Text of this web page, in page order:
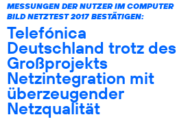
MESSUNGEN DER NUTZER IM COMPUTER
BILD NETZTEST 2017 BESTÄTIGEN:
Telefónica
Deutschland trotz des
Großprojekts
Netzintegration mit
überzeugender
Netzqualität